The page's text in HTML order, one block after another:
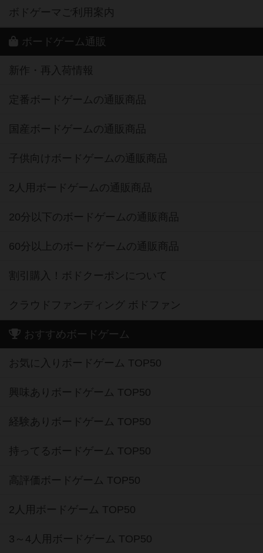
ボドゲーマご利用案内
ボードゲーム通販
新作・再入荷情報
定番ボードゲームの通販商品
国産ボードゲームの通販商品
子供向けボードゲームの通販商品
2人用ボードゲームの通販商品
20分以下のボードゲームの通販商品
60分以上のボードゲームの通販商品
割引購入！ボドクーポンについて
クラウドファンディング ボドファン
おすすめボードゲーム
お気に入りボードゲーム TOP50
興味ありボードゲーム TOP50
経験ありボードゲーム TOP50
持ってるボードゲーム TOP50
高評価ボードゲーム TOP50
2人用ボードゲーム TOP50
3～4人用ボードゲーム TOP50